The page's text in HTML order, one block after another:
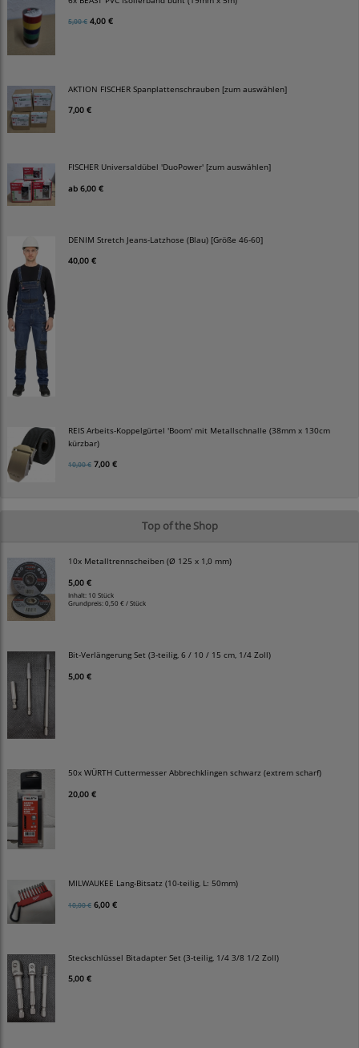
5,00 € 4,00 €
AKTION FISCHER Spanplattenschrauben [zum auswählen]
7,00 €
FISCHER Universaldübel 'DuoPower' [zum auswählen]
ab 6,00 €
DENIM Stretch Jeans-Latzhose (Blau) [Größe 46-60]
40,00 €
REIS Arbeits-Koppelgürtel 'Boom' mit Metallschnalle (38mm x 130cm
kürzbar)
10,00 € 7,00 €
Top of the Shop
10x Metalltrennscheiben (Ø 125 x 1,0 mm)
5,00 €
Inhalt: 10 Stück
Grundpreis:0,50 € / Stück
Bit-Verlängerung Set (3-teilig, 6 / 10 / 15 cm, 1/4 Zoll)
5,00 €
50x WÜRTH Cuttermesser Abbrechklingen schwarz (extrem scharf)
20,00 €
MILWAUKEE Lang-Bitsatz (10-teilig, L: 50mm)
10,00 € 6,00 €
Steckschlüssel Bitadapter Set (3-teilig, 1/4 3/8 1/2 Zoll)
5,00 €